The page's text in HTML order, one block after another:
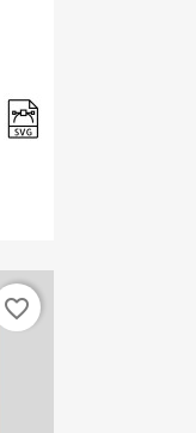
favorite_border